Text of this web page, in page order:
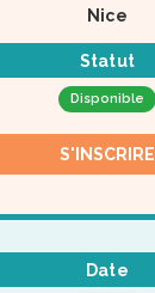
Nice
Statut
Disponible
S'INSCRIRE
Date